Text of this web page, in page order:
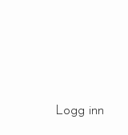
Logg inn